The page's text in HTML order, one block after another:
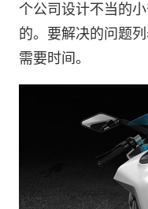
个公司设计不当的
的。要解决的问题
需要时间。